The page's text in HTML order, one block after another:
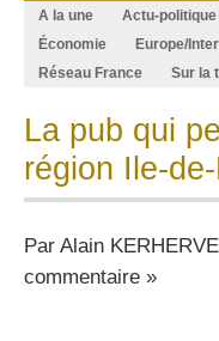
A la une
Actu-politique
Économie
Europe/
Réseau France
Sur la
La pub qui
région Ile-
Par Alain KERHERVE
commentaire »